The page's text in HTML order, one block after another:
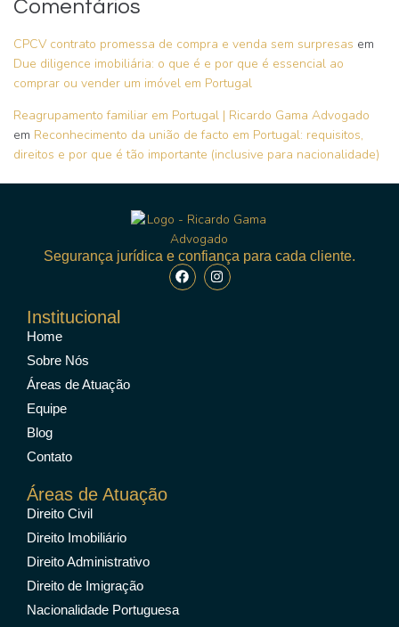
Comentários
CPCV contrato promessa de compra e venda sem surpresas em
Due diligence imobiliária: o que é e por que é essencial ao
comprar ou vender um imóvel em Portugal
Reagrupamento familiar em Portugal | Ricardo Gama Advogado
em Reconhecimento da união de facto em Portugal: requisitos,
direitos e por que é tão importante (inclusive para nacionalidade)
Segurança jurídica e confiança para cada cliente.
Institucional
Home
Sobre Nós
Áreas de Atuação
Equipe
Blog
Contato
Áreas de Atuação
Direito Civil
Direito Imobiliário
Direito Administrativo
Direito de Imigração
Nacionalidade Portuguesa